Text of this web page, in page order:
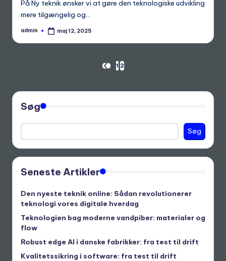
På Ny teknik ønsker vi at gøre den teknologiske udvikling
mere tilgængelig og…
Posted
admin maj 12, 2025
Indlægsinddeling
PREVIOUS
1 2
Søg
Søg
Seneste Artikler
Den nyeste teknik online: Sådan revolutionerer
teknologi vores digitale hverdag
Teknologien bag moderne vandpiber: materialer og
flow
Robust edge AI i danske fabrikker: fra test til drift
Kvalitetssikring i software: fra test til drift